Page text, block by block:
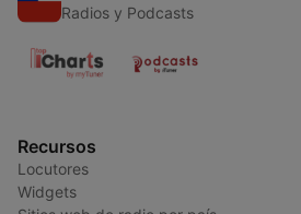
Radios y Podcasts
Recursos
Locutores
Widgets